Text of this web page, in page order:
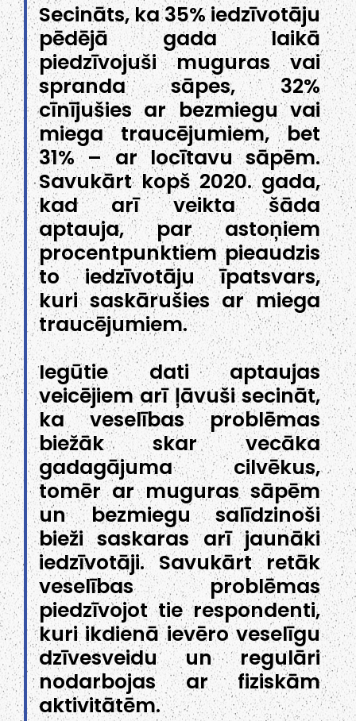
Secināts, ka 35% iedzīvotāju
pēdējā gada laikā
piedzīvojuši muguras vai
spranda sāpes, 32%
cīnījušies ar bezmiegu vai
miega traucējumiem, bet
31% – ar locītavu sāpēm.
Savukārt kopš 2020. gada,
kad arī veikta šāda
aptauja, par astoņiem
procentpunktiem pieaudzis
to iedzīvotāju īpatsvars,
kuri saskārušies ar miega
traucējumiem.
Iegūtie dati aptaujas
veicējiem arī ļāvuši secināt,
ka veselības problēmas
biežāk skar vecāka
gadagājuma cilvēkus,
tomēr ar muguras sāpēm
un bezmiegu salīdzinoši
bieži saskaras arī jaunāki
iedzīvotāji. Savukārt retāk
veselības problēmas
piedzīvojot tie respondenti,
kuri ikdienā ievēro veselīgu
dzīvesveidu un regulāri
nodarbojas ar fiziskām
aktivitātēm.